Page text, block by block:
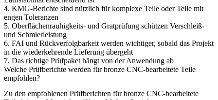
4. KMG-Berichte sind nützlich für komplexe Teile oder Teile mit
engen Toleranzen
5. Oberflächenrauhigkeits- und Gratprüfung schützen Verschleiß-
und Schmierleistung
6. FAI und Rückverfolgbarkeit werden wichtiger, sobald das Projekt
in die wiederkehrende Lieferung übergeht
7. Das richtige Prüfpaket hängt von der Anwendung ab
Welche Prüfberichte werden für bronze CNC-bearbeitete Teile
empfohlen?
Zu den empfohlenen Prüfberichten für bronze CNC-bearbeitete